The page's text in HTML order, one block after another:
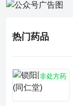
热门药品
非处方药